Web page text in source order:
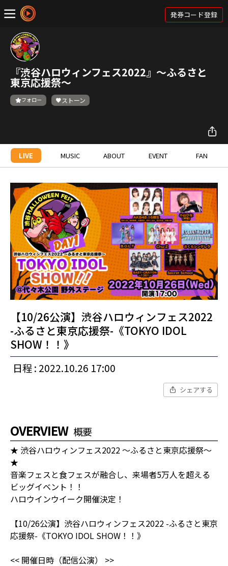
発券コード登録
『渋谷ハロウィンフェス2022』～ふるさと
東京応援祭～
フォロー ストーン
LIVE MUSIC ABOUT EVENT FAN
【10/26公演】渋谷ハロウィンフェス2022
-ふるさと東京応援祭-《TOKYO IDOL
SHOW！！》
日程 : 2022.10.26 17:00
シェアする
OVERVIEW 概要
★ 渋谷ハロウィンフェス2022 〜ふるさと東京応援祭〜
★
音楽フェスと食フェスが融合し、来場者5万人を超える
ビッグイベント！！
ハロウインウイーク開催決定！
【10/26公演】渋谷ハロウィンフェス2022 -ふるさと東京
応援祭-《TOKYO IDOL SHOW！！》
<< 開催日時（配信公演） >>